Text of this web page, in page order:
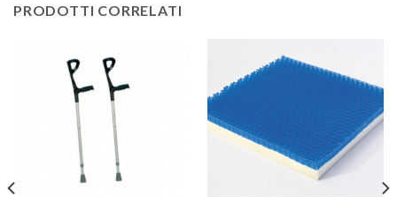
PRODOTTI CORRELATI